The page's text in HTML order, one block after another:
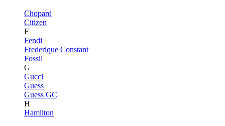
Chopard
Citizen
F
Fendi
Frederique Constant
Fossil
G
Gucci
Guess
Guess GC
H
Hamilton